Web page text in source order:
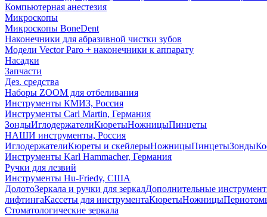
Компьютерная анестезия
Микроскопы
Микроскопы BoneDent
Наконечники для абразивной чистки зубов
Модели Vector Paro + наконечники к аппарату
Насадки
Запчасти
Дез. средства
Наборы ZOOM для отбеливания
Инструменты КМИЗ, Россия
Инструменты Carl Martin, Германия
ЗондыИглодержателиКюретыНожницыПинцеты
НАШИ инструменты, Россия
ИглодержателиКюреты и скейлерыНожницыПинцетыЗонды
Инструменты Karl Hammacher, Германия
Ручки для лезвий
Инструменты Hu-Friedy, США
ДолотоЗеркала и ручки для зеркалДополнительные
лифтингаКассеты для инструментаКюретыНожницы
Стоматологические зеркала